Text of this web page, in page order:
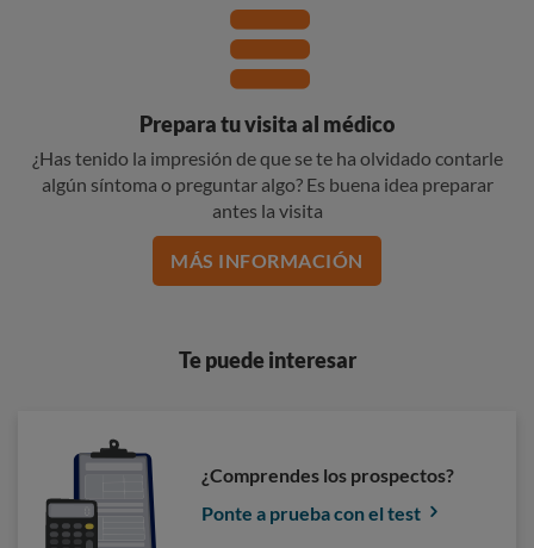
Prepara tu visita al médico
¿Has tenido la impresión de que se te ha olvidado contarle
algún síntoma o preguntar algo? Es buena idea preparar
antes la visita
MÁS INFORMACIÓN
Te puede interesar
¿Comprendes los prospectos?
Ponte a prueba con el test